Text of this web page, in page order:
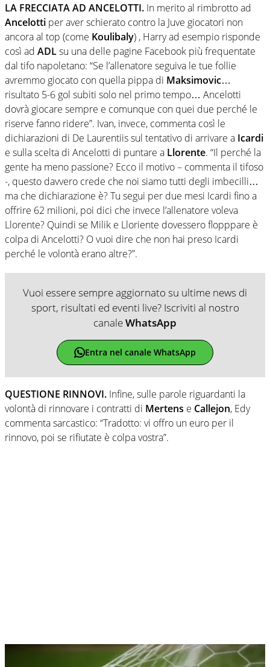
LA FRECCIATA AD ANCELOTTI. In merito al rimbrotto ad
Ancelotti per aver schierato contro la Juve giocatori non
ancora al top (come Koulibaly) , Harry ad esempio risponde
così ad ADLsu una delle pagine Facebook più frequentate
dal tifo napoletano: “Se l’allenatore seguiva le tue follie
avremmo giocato con quella pippa di Maksimovic…
risultato 5-6 gol subiti solo nel primo tempo… Ancelotti
dovrà giocare sempre e comunque con quei due perché le
riserve fanno ridere”. Ivan, invece, commenta così le
dichiarazioni di De Laurentiis sul tentativo di arrivare a Icardi
e sulla scelta di Ancelotti di puntare a Llorente. “Il perché la
gente ha meno passione? Ecco il motivo – commenta il tifoso
-, questo davvero crede che noi siamo tutti degli imbecilli…
ma che dichiarazione è? Tu segui per due mesi Icardi fino a
offrire 62 milioni, poi dici che invece l’allenatore voleva
Llorente? Quindi se Milik e Lloriente dovessero flopppare è
colpa di Ancelotti? O vuoi dire che non hai preso Icardi
perché le volontà erano altre?”.
Vuoi essere sempre aggiornato su ultime news di
sport, risultati ed eventi live? Iscriviti al nostro
canaleWhatsApp
Entra nel canale WhatsApp
QUESTIONE RINNOVI. Infine, sulle parole riguardanti la
volontà di rinnovare i contratti di Mertens e Callejon, Edy
commenta sarcastico: “Tradotto: vi offro un euro per il
rinnovo, poi se rifiutate è colpa vostra”.